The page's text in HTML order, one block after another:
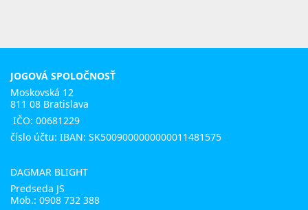
JOGOVÁ SPOLOČNOSŤ
Moskovská 12
811 08 Bratislava
IČO: 00681229
číslo účtu: IBAN: SK5009000000000011481575
DAGMAR BLIGHT
Predseda JS
Mob.: 0908 732 388